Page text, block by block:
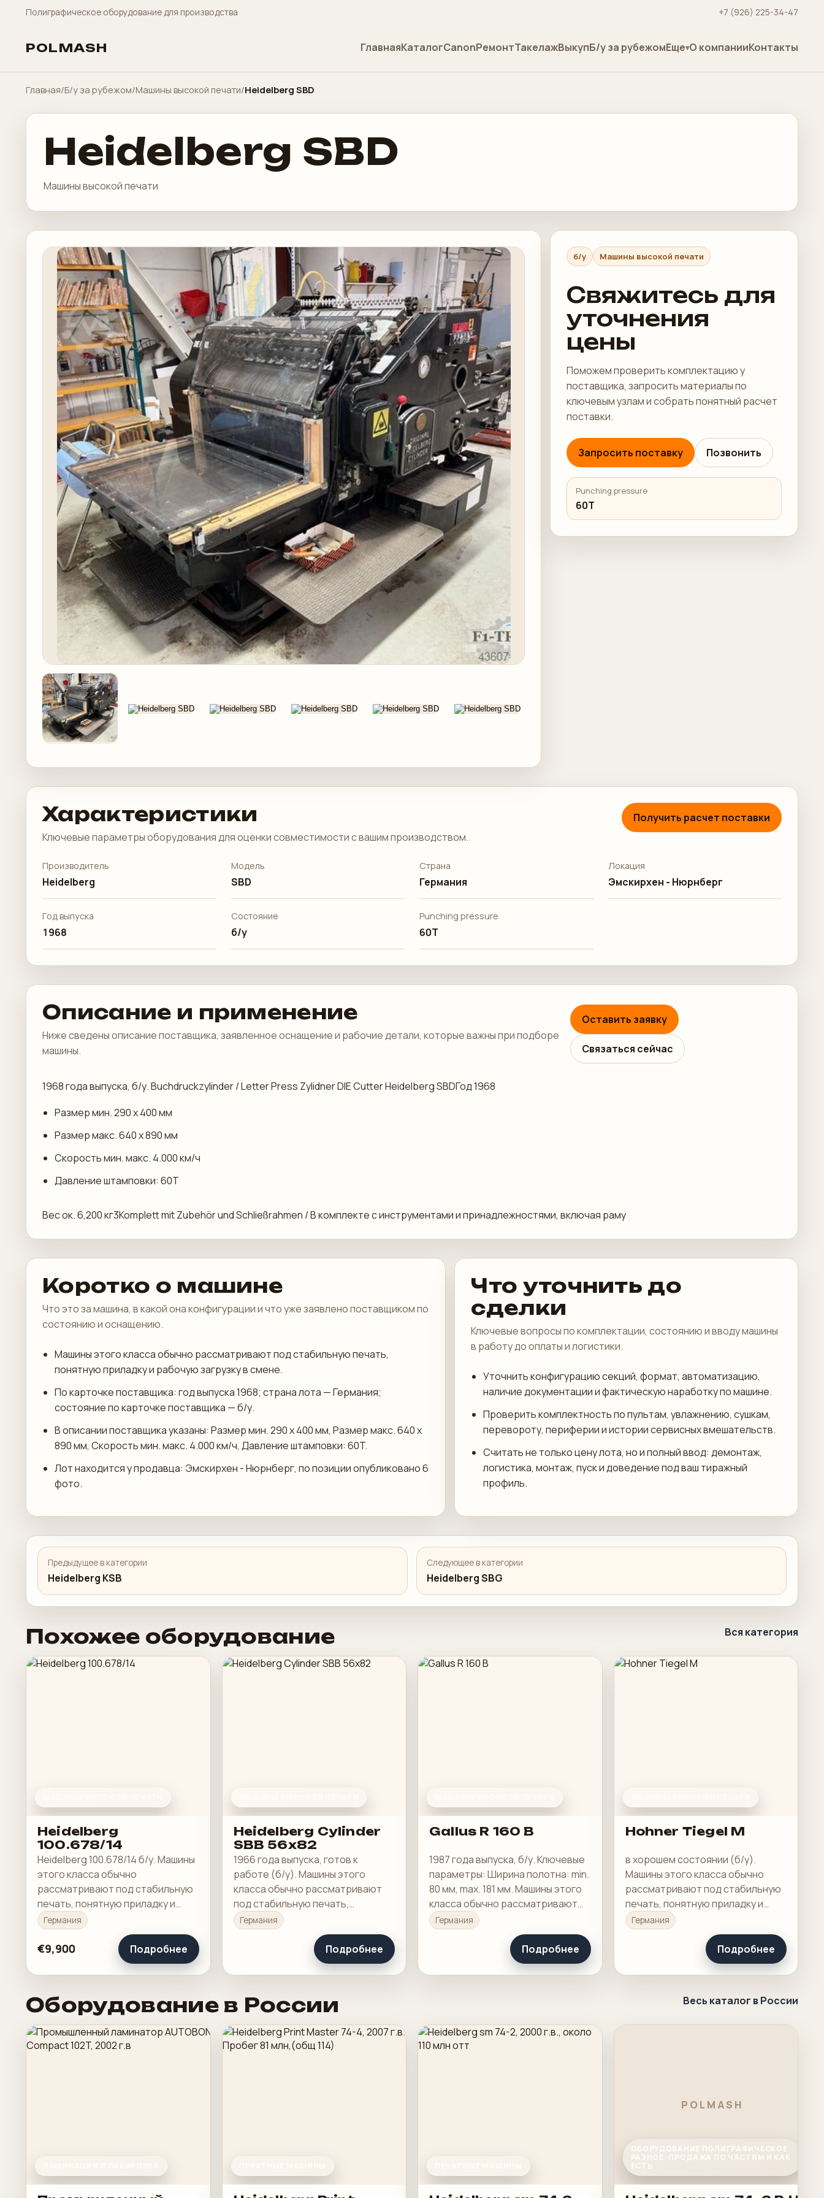
Полиграфическое оборудование для производства +7 (926) 225-34-47
POLMASH ГлавнаяКаталогCanonРемонтТакелажВыкупБ/у за рубежомЕще О компанииКонтакты
Главная/Б/у за рубежом/Машины высокой печати/Heidelberg SBD
Heidelberg SBD
Машины высокой печати
б/у Машины высокой печати
Свяжитесь для
уточнения
цены
Поможем проверить комплектацию у
поставщика, запросить материалы по
ключевым узлам и собрать понятный расчет
поставки.
Запросить поставку Позвонить
Punching pressure
60Т
Характеристики
Ключевые параметры оборудования для оценки совместимости с вашим производством.
Получить расчет поставки
Производитель
Heidelberg
Модель
SBD
Страна
Германия
Локация
Эмскирхен - Нюрнберг
Год выпуска
1968
Состояние
б/у
Punching pressure
60Т
Описание и применение
Ниже сведены описание поставщика, заявленное оснащение и рабочие детали, которые важны при подборе
машины.
Оставить заявку
Связаться сейчас
1968 года выпуска, б/у. Buchdruckzylinder / Letter Press Zylidner DIE Cutter Heidelberg SBDГод 1968
Размер мин. 290 х 400 мм
Размер макс. 640 х 890 мм
Скорость мин. макс. 4.000 км/ч
Давление штамповки: 60T
Вес ок. 6,200 кг3Komplett mit Zubehör und Schließrahmen / В комплекте с инструментами и принадлежностями, включая раму
Коротко о машине
Что это за машина, в какой она конфигурации и что уже заявлено поставщиком по
состоянию и оснащению.
Машины этого класса обычно рассматривают под стабильную печать,
понятную приладку и рабочую загрузку в смене.
По карточке поставщика: год выпуска 1968; страна лота — Германия;
состояние по карточке поставщика — б/у.
В описании поставщика указаны: Размер мин. 290 х 400 мм, Размер макс. 640 х
890 мм, Скорость мин. макс. 4.000 км/ч, Давление штамповки: 60T.
Лот находится у продавца: Эмскирхен - Нюрнберг, по позиции опубликовано 6
фото.
Что уточнить до
сделки
Ключевые вопросы по комплектации, состоянию и вводу машины
в работу до оплаты и логистики.
Уточнить конфигурацию секций, формат, автоматизацию,
наличие документации и фактическую наработку по машине.
Проверить комплектность по пультам, увлажнению, сушкам,
перевороту, периферии и истории сервисных вмешательств.
Считать не только цену лота, но и полный ввод: демонтаж,
логистика, монтаж, пуск и доведение под ваш тиражный
профиль.
Предыдущее в категории
Heidelberg KSB
Следующее в категории
Heidelberg SBG
Похожее оборудование Вся категория
Heidelberg
100.678/14
Heidelberg 100.678/14 б/у. Машины
этого класса обычно
рассматривают под стабильную
печать, понятную приладку и
рабочую загрузку в смене.
Германия
€9,900 Подробнее
Heidelberg Cylinder
SBB 56x82
1966 года выпуска, готов к
работе (б/у). Машины этого
класса обычно рассматривают
под стабильную печать,
понятную приладку и рабочую
загрузку в смене.
Германия
Подробнее
Gallus R 160 B
1987 года выпуска, б/у. Ключевые
параметры: Ширина полотна: min.
80 мм, max. 181 мм. Машины этого
класса обычно рассматривают
под стабильную печать,
понятную приладку и рабочую
загрузку в смене.
Германия
Подробнее
Hohner Tiegel M
в хорошем состоянии (б/у).
Машины этого класса обычно
рассматривают под стабильную
печать, понятную приладку и
рабочую загрузку в смене.
Германия
Подробнее
Оборудование в России Весь каталог в России
POLMASH
ОБОРУДОВАНИЕ ПОЛИГРАФИЧЕСКОЕ
РАЗНОЕ. ПРОДАЖА ПО ЧАСТЯМ И КАК